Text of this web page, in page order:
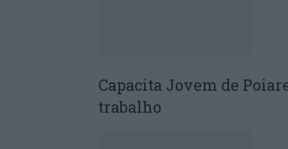
Capacita Jovem de
trabalho